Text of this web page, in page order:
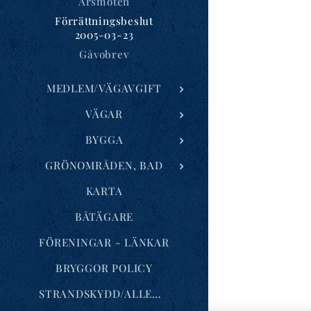
Förrättningsbeslut
2005-03-23
Gåvobrev
MEDLEM/VÄGAVGIFT
VÄGAR
BYGGA
GRÖNOMRÅDEN, BAD
KARTA
BÅTÄGARE
FÖRENINGAR - LÄNKAR
BRYGGOR POLICY
STRANDSKYDD/ALLEMANSRÄTTEN